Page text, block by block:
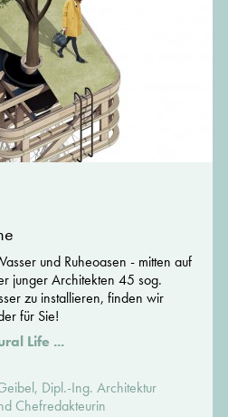
und Ruheoasen - mitten auf
junger Architekten 45 sog.
zu installieren, finden wir
für Sie!
Life ...
Dipl.-Ing. Architektur
Chefredakteurin